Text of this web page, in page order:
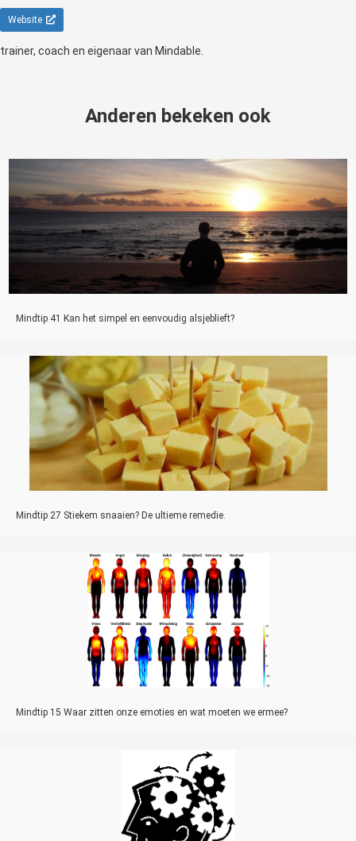
Website
trainer, coach en eigenaar van Mindable.
Anderen bekeken ook
Mindtip 41 Kan het simpel en eenvoudig alsjeblieft?
Mindtip 27 Stiekem snaaien? De ultieme remedie.
Mindtip 15 Waar zitten onze emoties en wat moeten we ermee?